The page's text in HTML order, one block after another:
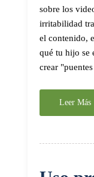
sobre los
irritabilidad
el contenido,
qué tu hijo se
crear
Leer Más